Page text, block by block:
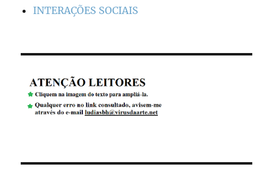
INTERAÇÕES SOCIAIS